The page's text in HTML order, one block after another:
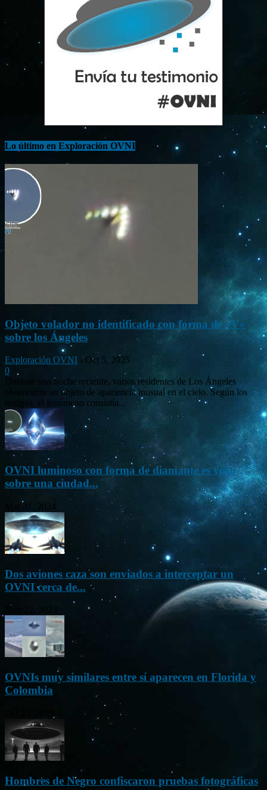
Lo último en Exploración OVNI
Objeto volador no identificado con forma de «V»
sobre los Ángeles
Exploración OVNI - Oct 5, 2025
0
Durante una noche reciente, varios residentes de Los Ángeles
observaron un objeto de apariencia inusual en el cielo. Según los
testigos, el fenómeno consistía...
OVNI luminoso con forma de diamante es visto
sobre una ciudad...
Mar 31, 2024
Dos aviones caza son enviados a interceptar un
OVNI cerca de...
OVNIs muy similares entre sí aparecen en Florida y
Colombia
Hombres de Negro confiscaron pruebas fotográficas